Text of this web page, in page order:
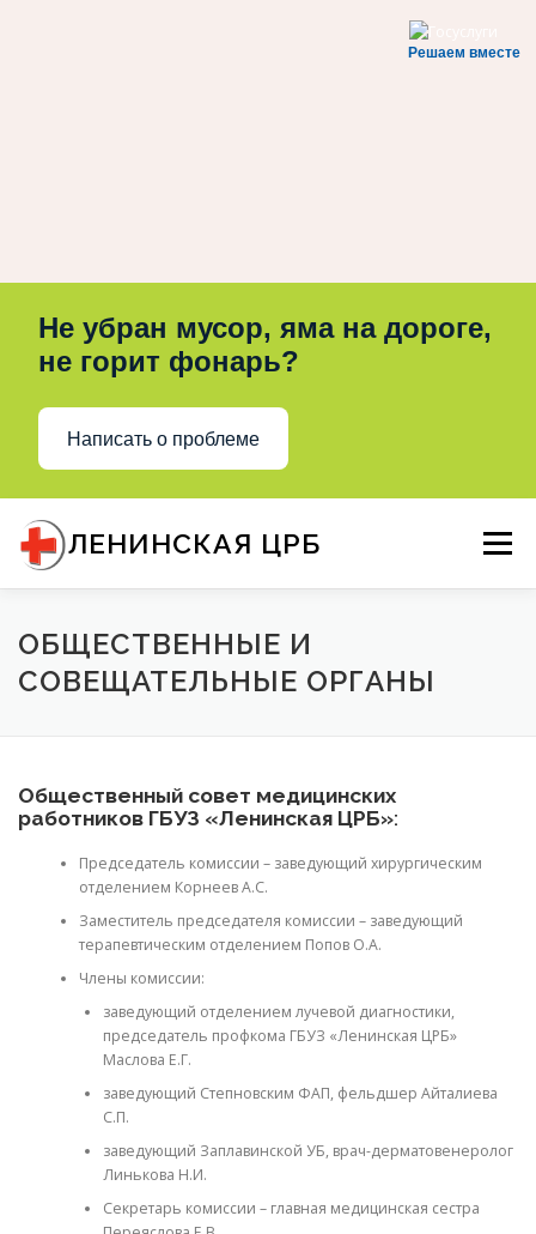
Решаем вместе
Не убран мусор, яма на дороге,
не горит фонарь?
Написать о проблеме
содержимомуЛЕНИНСКАЯ ЦРБ Меню
О НАС ДОКУМЕНТЫ
ОБЩЕСТВЕННЫЕ И
СОВЕЩАТЕЛЬНЫЕ ОРГАНЫ
Общественный совет медицинских
работников ГБУЗ «Ленинская ЦРБ»:
Председатель комиссии – заведующий хирургическим
отделением Корнеев А.С.
Заместитель председателя комиссии – заведующий
терапевтическим отделением Попов О.А.
Члены комиссии:
заведующий отделением лучевой диагностики,
председатель профкома ГБУЗ «Ленинская ЦРБ»
Маслова Е.Г.
заведующий Степновским ФАП, фельдшер Айталиева
С.П.
заведующий Заплавинской УБ, врач-дерматовенеролог
Линькова Н.И.
Секретарь комиссии – главная медицинская сестра